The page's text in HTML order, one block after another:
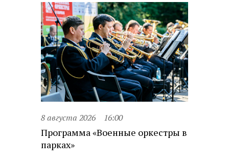
8 августа 2026 16:00
Программа «Военные оркестры в
парках»